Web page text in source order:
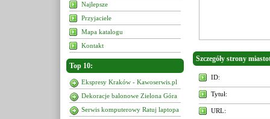
Najlepsze
Przyjaciele
Mapa katalogu
Kontakt
Top 10:
Ekspresy Kraków - Kawoserwis.pl
Dekoracje balonowe Zielona Góra
Serwis komputerowy Ratuj laptopa
Szczegóły strony
ID:
Tytuł:
URL: